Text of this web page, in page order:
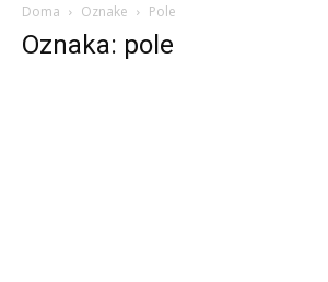
Doma Oznake Pole
Oznaka: pole